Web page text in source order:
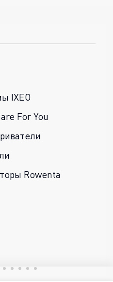
IXEO
For You
Rowenta